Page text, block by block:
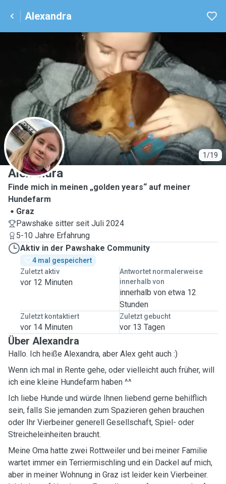
Alexandra
1/19
A
Alexandra
Finde mich in meinen „golden years“ auf meiner
Hundefarm
Graz
Pawshake sitter seit Juli 2024
5-10 Jahre Erfahrung
Aktiv in der Pawshake Community
4 mal gespeichert
Zuletzt aktiv
vor 12 Minuten
Antwortet normalerweise
innerhalb von
innerhalb von etwa 12
Stunden
Zuletzt kontaktiert
vor 14 Minuten
Zuletzt gebucht
vor 13 Tagen
Über Alexandra
Hallo. Ich heiße Alexandra, aber Alex geht auch :)
Wenn ich mal in Rente gehe, oder vielleicht auch früher, will
ich eine kleine Hundefarm haben ^^
Ich liebe Hunde und würde Ihnen liebend gerne behilflich
sein, falls Sie jemanden zum Spazieren gehen brauchen
oder Ihr Vierbeiner generell Gesellschaft, Spiel- oder
Streicheleinheiten braucht.
Meine Oma hatte zwei Rottweiler und bei meiner Familie
wartet immer ein Terriermischling und ein Dackel auf mich,
aber in meiner Wohnung in Graz ist leider kein Vierbeiner.